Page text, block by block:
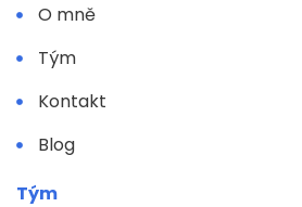
O mně
Tým
Kontakt
Blog
Tým